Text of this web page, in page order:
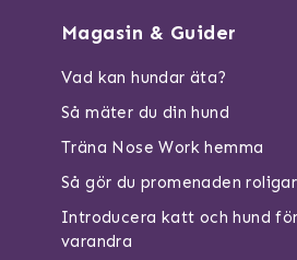
Magasin & Guider
Vad kan hundar äta?
Så mäter du din hund
Träna Nose Work hemma
Så gör du promenaden
Introducera katt och hund för
varandra